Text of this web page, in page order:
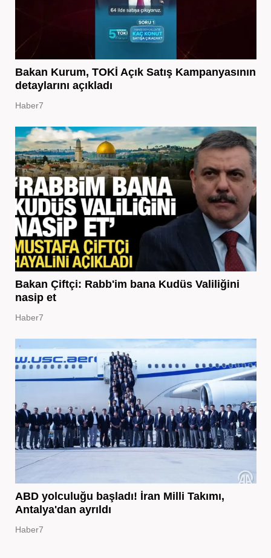
Bakan Kurum, TOKİ Açık Satış Kampanyasının
detaylarını açıkladı
Haber7
Bakan Çiftçi: Rabb'im bana Kudüs Valiliğini
nasip et
Haber7
ABD yolculuğu başladı! İran Milli Takımı,
Antalya'dan ayrıldı
Haber7